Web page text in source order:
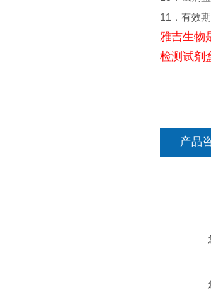
11．有效
雅吉生物
检测试剂
产品